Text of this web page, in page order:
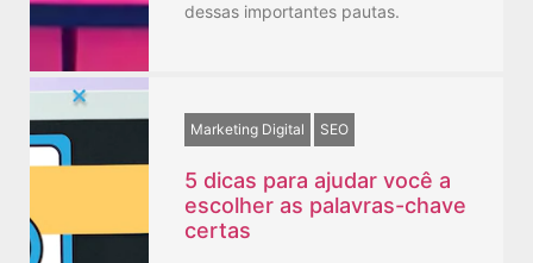
dessas importantes pautas.
Marketing Digital SEO
5 dicas para ajudar você a
escolher as palavras-chave
certas